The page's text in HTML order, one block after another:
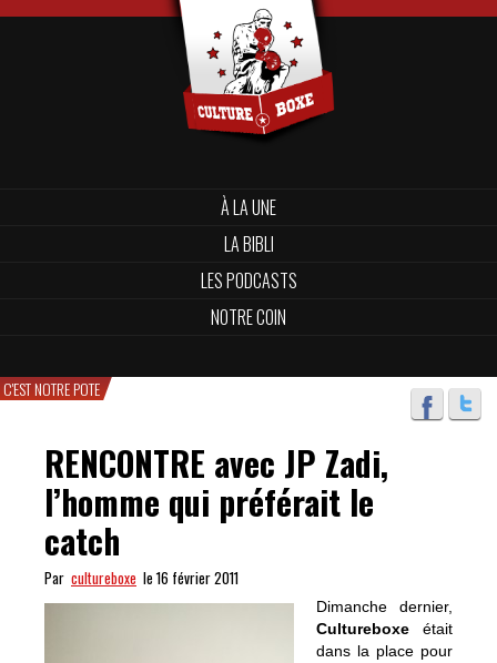
À LA UNE
LA BIBLI
LES PODCASTS
NOTRE COIN
C'EST NOTRE POTE
RENCONTRE avec JP Zadi,
l’homme qui préférait le
catch
Par cultureboxe le 16 février 2011
Dimanche dernier,
Cultureboxe était
dans la place pour